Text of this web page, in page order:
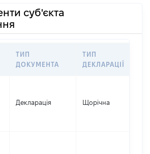
суб'єкта
ТИП
ДОКУМЕНТА
ТИП
ДЕКЛАРАЦІЇ
Декларація Щорічна